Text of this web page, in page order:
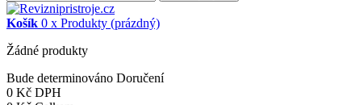
Košík 0 x Produkty (prázdný)
Žádné produkty
Bude determinováno Doručení
0 Kč DPH